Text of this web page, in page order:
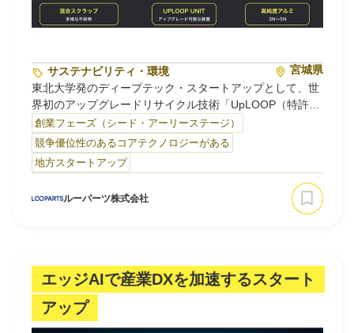
サステナビリティ・環境
宮城県
東北大学発のディープテック・スタートアップとして、世
界初のアップグレードリサイクル技術「UpLOOP（特許出
願中）」を核とした循環型プラットフォーム事業を展開し
ています。
従来の技術では困難だった金属スクラップの「質を上げる
リサイクル（あらゆる純度から99.9%〜99.999%の高純度
化）」を、新地金製造の30％以下のエネルギー、かつエネ
採掘・輸入依存から脱却し、地域資源を製品化する「サー
キュラーバレー（循環産業の拠点）」を世界中に構築する
ことで、資源循環のゲームチェンジを目指しています。
創業フェーズ（シード・アーリーステージ）
競争優位性のあるコアテクノロジーがある
地方スタートアップ
ルーパーツ株式会社
エッジAIで産業DXを加速するスタート
アップ